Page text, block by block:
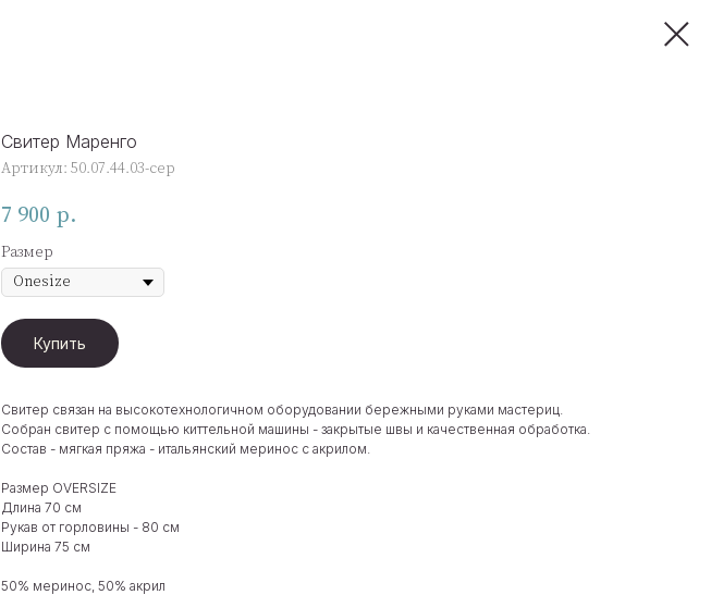
Свитер Маренго
Артикул: 50.07.44.03-сер
7 900 р.
Размер
Купить
Свитер связан на высокотехнологичном оборудовании бережными руками мастериц.
Собран свитер с помощью киттельной машины - закрытые швы и качественная обработка.
Состав - мягкая пряжа - итальянский меринос с акрилом.
Размер OVERSIZE
Длина 70 см
Рукав от горловины - 80 см
Ширина 75 см
50% меринос, 50% акрил